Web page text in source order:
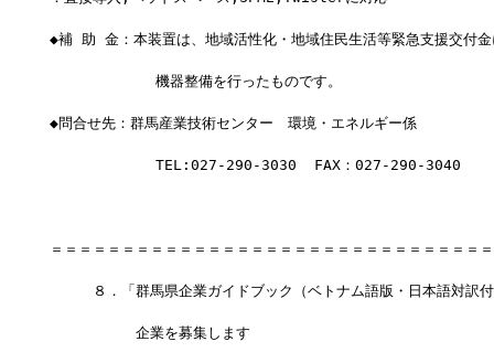
◆補 助 金：本装置は、地域活性化・地域住民生活等緊急支援交付金
            機器整備を行ったものです。
◆問合せ先：群馬産業技術センター　環境・エネルギー係
            TEL:027-290-3030  FAX：027-290-3040
＝＝＝＝＝＝＝＝＝＝＝＝＝＝＝＝＝＝＝＝＝＝＝＝＝＝＝＝＝＝
８．「群馬県企業ガイドブック（ベトナム語版・日本語対訳付
企業を募集します